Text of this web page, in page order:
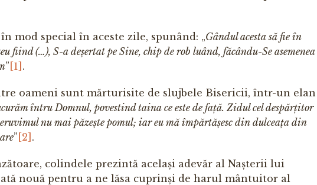
mod special în aceste zile, spunând: „Gândul acesta să fie în
fiind (…), S-a de­șer­tat pe Sine, chip de rob luând, făcându-Se asemenea
” [1] .
oameni sunt mărturisite de slujbele Bisericii, într-un elan
întru Domnul, povestind taina ce este de față. Zidul cel despărțitor
nu mai păzește pomul; iar eu mă împărtășesc din dulceața din
” [2] .
colin­dele prezintă același adevăr al Nașterii lui
nouă pentru a ne lăsa cuprinși de harul mântuitor al